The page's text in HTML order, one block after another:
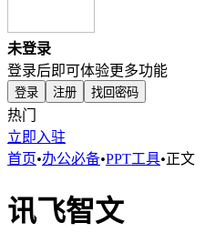
未登录
登录后即可体验更多功能
登录 注册 找回密码
热门
立即入驻
首页•办公必备•PPT工具•正文
讯飞智文